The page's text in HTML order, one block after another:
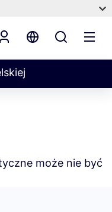
może nie być